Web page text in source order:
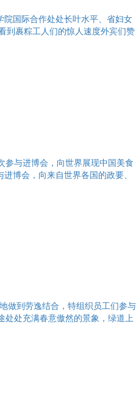
国际合作处处长叶水平、省妇女
到裹粽工人们的惊人速度外宾们赞
与进博会，向世界展现中国美食
博会，向来自世界各国的政要、
做到劳逸结合，特组织员工们参与
处处充满春意傲然的景象，绿道上